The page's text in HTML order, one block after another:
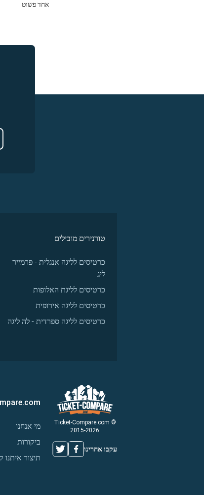
אחד פשוט
טורנירים מובילים
כרטיסים לליגה אנגלית - פרמייר
ליג
כרטיסים לליגת האלופות
כרטיסים לליגה אירופית
כרטיסים לליגה ספרדית - לה ליגה
© Ticket-Compare.com
2015-2026
עקבו אחרינו
מי אנחנו
ביקורות
תיצור איתנו